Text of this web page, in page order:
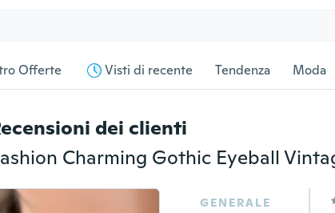
Offerte Visti di recente Tendenza Moda
dei clienti
GENERALE